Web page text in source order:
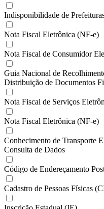
Indisponibilidade de
Nota Fiscal Eletrônica (NF-e)
Nota Fiscal de Consumidor
Guia Nacional de
Distribuição de Documentos
Nota Fiscal de Serviços
Nota Fiscal Eletrônica (NF-e)
Conhecimento de Transporte
Consulta de Dados
Código de Endereçamento
Cadastro de Pessoas Físicas